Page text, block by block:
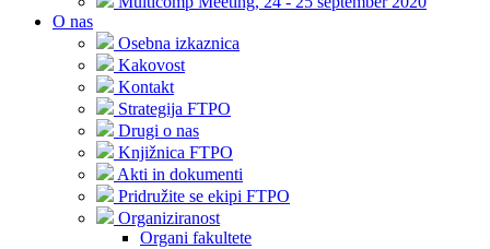
O nas
Osebna izkaznica
Kakovost
Kontakt
Strategija FTPO
Drugi o nas
Knjižnica FTPO
Akti in dokumenti
Pridružite se ekipi FTPO
Organiziranost
Organi fakultete